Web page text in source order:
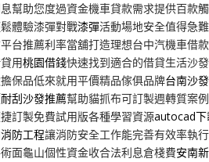
幫助您度過資金機車貸款需求提供百款
體驗漆彈對戰漆彈活動場地安全值得急
台推薦利率當舖打造理想台中汽機車借款
用桃園借錢快速找到適合的借貸生活沙
保品低來就用平價精品傢俱品牌台南沙發
刮沙發推薦幫助貓抓布可訂製週轉質案
訂製免費試用版各種學習資源autocad下
消防工程讓消防安全工作能完善有效率執
面龜山個性資金收合法利息倉棧費安南